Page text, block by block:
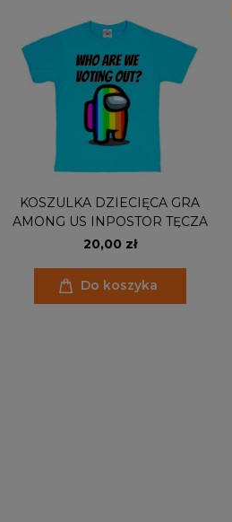
KOSZULKA DZIECIĘCA GRA
AMONG US INPOSTOR TĘCZA
20,00 zł
Do koszyka